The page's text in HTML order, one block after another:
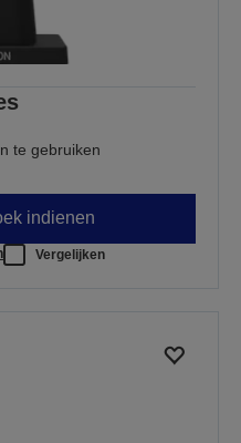
te gebruiken
indienen
Vergelijken